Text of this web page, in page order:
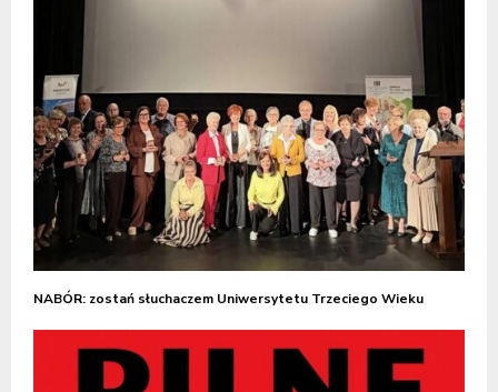
NABÓR: zostań słuchaczem Uniwersytetu Trzeciego Wieku